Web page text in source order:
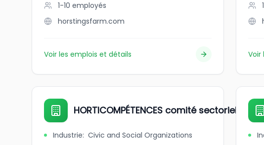
1-10 employés
horstingsfarm.com
Voir les emplois et détails Voir
HORTICOMPÉTENCES comité sectoriel
Industrie: Civic and Social Organizations